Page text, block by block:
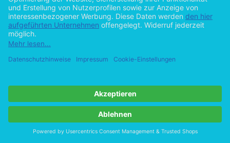
Zur Desktop-Version
Copyright ©Imprint in der Bedey & Thoms Media GmbH powered
byOpen Publishing
Cookie-Einstellungen